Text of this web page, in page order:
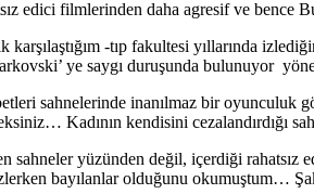
edici filmlerinden daha agresif ve bence
karşılaştığım -tıp fakultesi yıllarında
ye saygı duruşunda bulunuyor
sahnelerinde inanılmaz bir oyunculuk
Kadının kendisini cezalandırdığı
sahneler yüzünden değil, içerdiği
bayılanlar olduğunu okumuştum…